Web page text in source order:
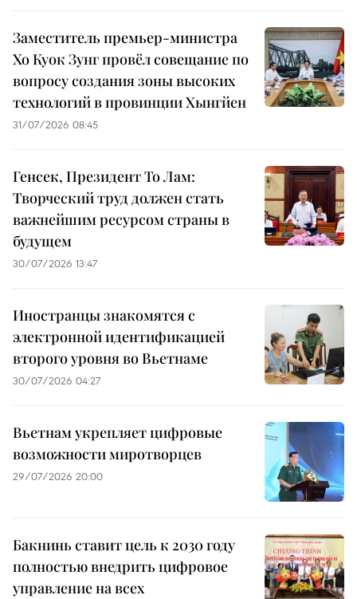
Заместитель премьер-министра
Хо Куок Зунг провёл совещание по
вопросу создания зоны высоких
технологий в провинции Хынгйен
31/07/2026 08:45
Генсек, Президент То Лам:
Творческий труд должен стать
важнейшим ресурсом страны в
будущем
30/07/2026 13:47
Иностранцы знакомятся с
электронной идентификацией
второго уровня во Вьетнаме
30/07/2026 04:27
Вьетнам укрепляет цифровые
возможности миротворцев
29/07/2026 20:00
Бакнинь ставит цель к 2030 году
полностью внедрить цифровое
управление на всех